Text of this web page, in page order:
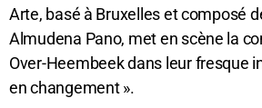
Arte, basé à Bruxelles et composé
Almudena Pano, met en scène la
Over-Heembeek dans leur fresque
en changement ».